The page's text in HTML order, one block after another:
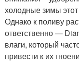
холодные зимы этот
Однако к поливу
ответственно —
влаги, который
привести к их